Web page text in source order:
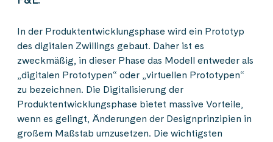
In der Produktentwicklungsphase wird ein Prototyp
des digitalen Zwillings gebaut. Daher ist es
zweckmäßig, in dieser Phase das Modell entweder als
„digitalen Prototypen“ oder „virtuellen Prototypen“
zu bezeichnen. Die Digitalisierung der
Produktentwicklungsphase bietet massive Vorteile,
wenn es gelingt, Änderungen der Designprinzipien in
großem Maßstab umzusetzen. Die wichtigsten